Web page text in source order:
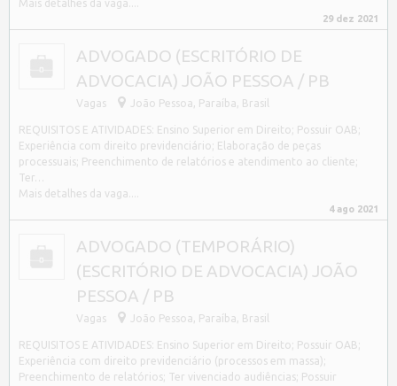
Mais detalhes da vaga....
29 dez 2021
ADVOGADO (ESCRITÓRIO DE
ADVOCACIA) JOÃO PESSOA / PB
Vagas João Pessoa, Paraíba, Brasil
REQUISITOS E ATIVIDADES: Ensino Superior em Direito; Possuir OAB;
Experiência com direito previdenciário; Elaboração de peças
processuais; Preenchimento de relatórios e atendimento ao cliente;
Ter…
Mais detalhes da vaga....
4 ago 2021
ADVOGADO (TEMPORÁRIO)
(ESCRITÓRIO DE ADVOCACIA) JOÃO
PESSOA / PB
Vagas João Pessoa, Paraíba, Brasil
REQUISITOS E ATIVIDADES: Ensino Superior em Direito; Possuir OAB;
Experiência com direito previdenciário (processos em massa);
Preenchimento de relatórios; Ter vivenciado audiências; Possuir